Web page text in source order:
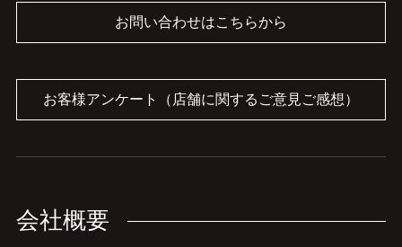
お問い合わせはこちらから
お客様アンケート（店舗に関するご意見ご感想）
会社概要